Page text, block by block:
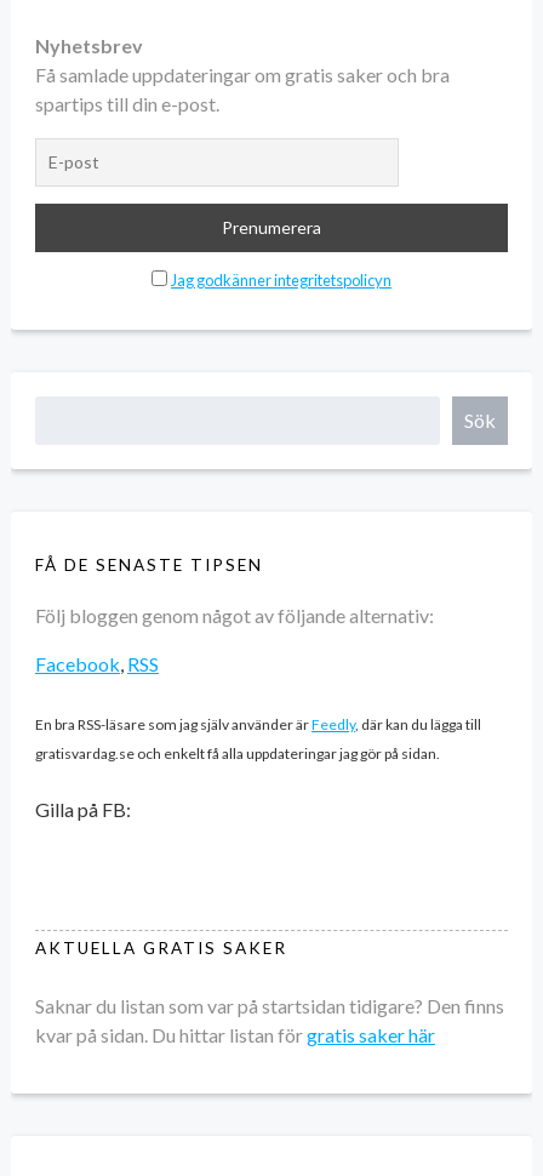
Nyhetsbrev
Få samlade uppdateringar om gratis saker och bra
spartips till din e-post.
Jag godkänner integritetspolicyn
Sök
FÅ DE SENASTE TIPSEN
Följ bloggen genom något av följande alternativ:
Facebook, RSS
En bra RSS-läsare som jag själv använder ärFeedly, där kan du lägga till
gratisvardag.se och enkelt få alla uppdateringar jag gör på sidan.
Gilla på FB:
AKTUELLA GRATIS SAKER
Saknar du listan som var på startsidan tidigare? Den finns
kvar på sidan. Du hittar listan förgratis saker här